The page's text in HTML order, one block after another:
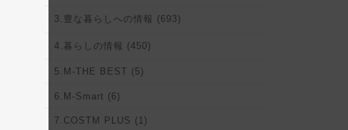
3.豊な暮らしへの情報 (693)
4.暮らしの情報 (450)
5.M-THE BEST (5)
6.M-Smart (6)
7.COSTM PLUS (1)